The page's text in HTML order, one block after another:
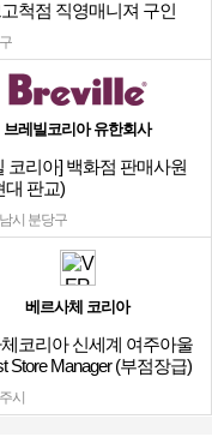
척점 직영매니져 구인
브레빌코리아 유한회사
코리아] 백화점 판매사원
대 판교)
시 분당구
베르사체 코리아
코리아 신세계 여주아울
Store Manager (부점장급)
시